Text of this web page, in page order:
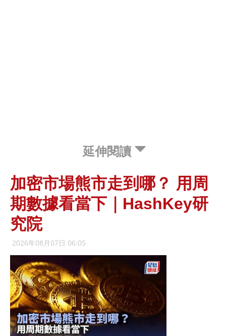
延伸閱讀
加密市場熊市走到哪？ 用周
期數據看當下｜HashKey研
究院
2026年08月07日 06:05